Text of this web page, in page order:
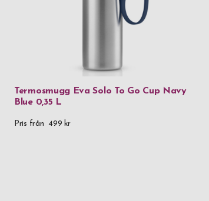
Termosmugg Eva Solo To Go Cup Navy
Blue 0,35 L
Pris från 499 kr